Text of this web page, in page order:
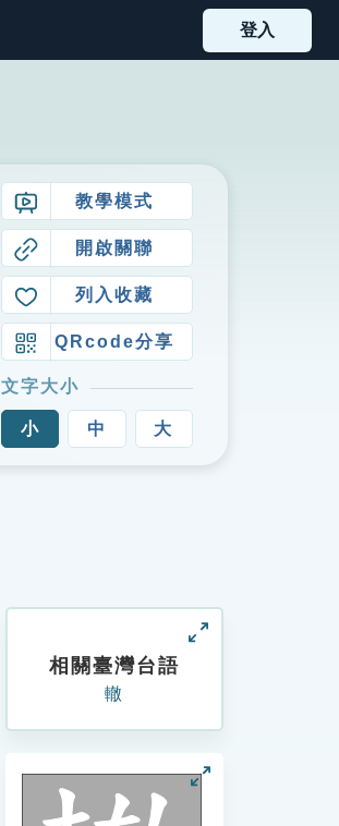
登入
教學模式
開啟關聯
列入收藏
QRcode分享
文字大小
小 中 大
相關臺灣台語
轍